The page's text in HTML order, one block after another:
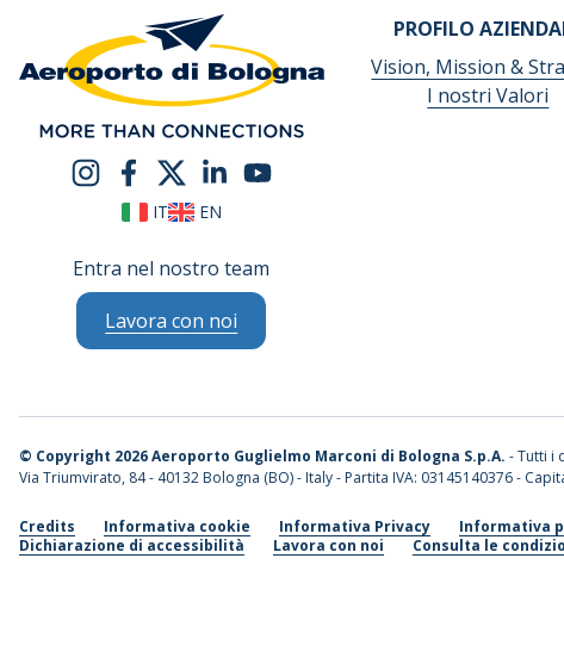
IT EN
Entra nel nostro team
Lavora con noi
PROFILO
Vision, Mission &
I nostri Valori
© Copyright 2026 Aeroporto Guglielmo Marconi di Bologna S.p.A. - Tutti i
Via Triumvirato, 84 - 40132 Bologna (BO) - Italy - Partita IVA: 03145140376 -
Credits Informativa cookie Informativa Privacy Informativa
Dichiarazione di accessibilità
Lavora con noi Consulta le